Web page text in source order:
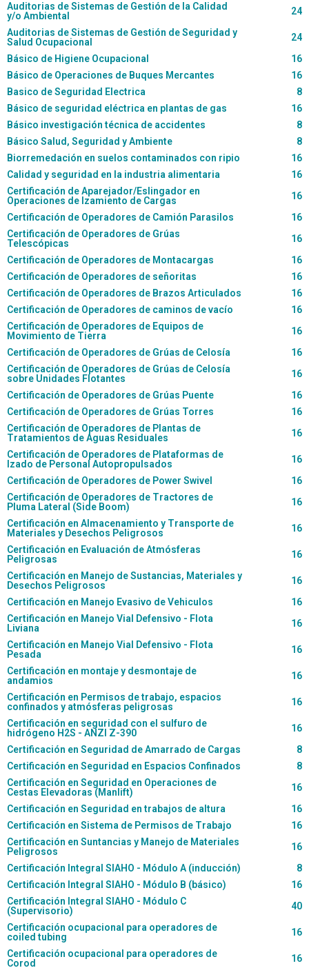
Auditorias de Sistemas de Gestión de la Calidad
y/o Ambiental
24
Auditorias de Sistemas de Gestión de Seguridad y
Salud Ocupacional
24
Básico de Higiene Ocupacional
16
Básico de Operaciones de Buques Mercantes
16
Basico de Seguridad Electrica
8
Básico de seguridad eléctrica en plantas de gas
16
Básico investigación técnica de accidentes
8
Básico Salud, Seguridad y Ambiente
8
Biorremedación en suelos contaminados con ripio
16
Calidad y seguridad en la industria alimentaria
16
Certificación de Aparejador/Eslingador en
Operaciones de Izamiento de Cargas
16
Certificación de Operadores de Camión Parasilos
16
Certificación de Operadores de Grúas
Telescópicas
16
Certificación de Operadores de Montacargas
16
Certificación de Operadores de señoritas
16
Certificación de Operadores de Brazos Articulados
16
Certificación de Operadores de caminos de vacío
16
Certificación de Operadores de Equipos de
Movimiento de Tierra
16
Certificación de Operadores de Grúas de Celosía
16
Certificación de Operadores de Grúas de Celosía
sobre Unidades Flotantes
16
Certificación de Operadores de Grúas Puente
16
Certificación de Operadores de Grúas Torres
16
Certificación de Operadores de Plantas de
Tratamientos de Aguas Residuales
16
Certificación de Operadores de Plataformas de
Izado de Personal Autopropulsados
16
Certificación de Operadores de Power Swivel
16
Certificación de Operadores de Tractores de
Pluma Lateral (Side Boom)
16
Certificación en Almacenamiento y Transporte de
Materiales y Desechos Peligrosos
16
Certificación en Evaluación de Atmósferas
Peligrosas
16
Certificación en Manejo de Sustancias, Materiales y
Desechos Peligrosos
16
Certificación en Manejo Evasivo de Vehiculos
16
Certificación en Manejo Vial Defensivo - Flota
Liviana
16
Certificación en Manejo Vial Defensivo - Flota
Pesada
16
Certificación en montaje y desmontaje de
andamios
16
Certificación en Permisos de trabajo, espacios
confinados y atmósferas peligrosas
16
Certificación en seguridad con el sulfuro de
hidrógeno H2S - ANZI Z-390
16
Certificación en Seguridad de Amarrado de Cargas
8
Certificación en Seguridad en Espacios Confinados
8
Certificación en Seguridad en Operaciones de
Cestas Elevadoras (Manlift)
16
Certificación en Seguridad en trabajos de altura
16
Certificación en Sistema de Permisos de Trabajo
16
Certificación en Suntancias y Manejo de Materiales
Peligrosos
16
Certificación Integral SIAHO - Módulo A (inducción)
8
Certificación Integral SIAHO - Módulo B (básico)
16
Certificación Integral SIAHO - Módulo C
(Supervisorio)
40
Certificación ocupacional para operadores de
coiled tubing
16
Certificación ocupacional para operadores de
Corod
16